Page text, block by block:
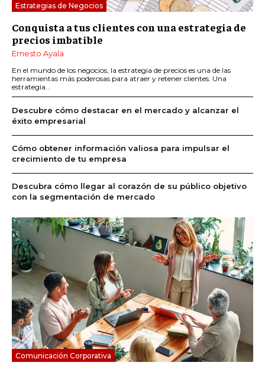
Estrategias de Negocios
Conquista a tus clientes con una estrategia de
precios imbatible
Ernesto Ayala
En el mundo de los negocios, la estrategia de precios es una de las
herramientas más poderosas para atraer y retener clientes. Una
estrategia...
Descubre cómo destacar en el mercado y alcanzar el
éxito empresarial
Cómo obtener información valiosa para impulsar el
crecimiento de tu empresa
Descubra cómo llegar al corazón de su público objetivo
con la segmentación de mercado
Comunicación Corporativa